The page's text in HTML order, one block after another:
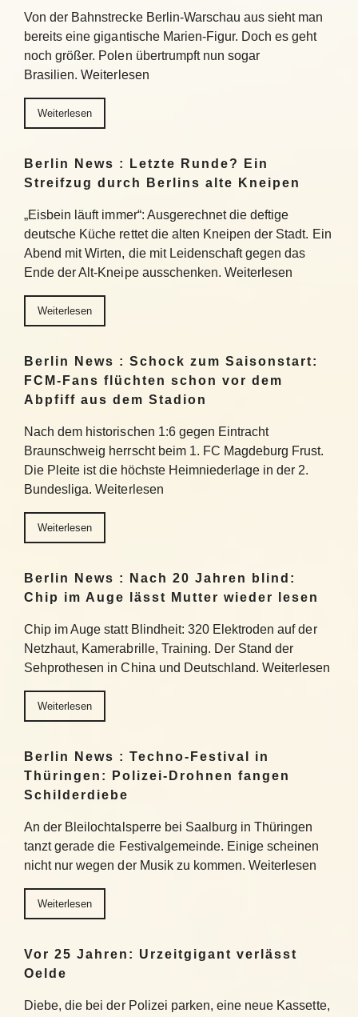
Von der Bahnstrecke Berlin-Warschau aus sieht man
bereits eine gigantische Marien-Figur. Doch es geht
noch größer. Polen übertrumpft nun sogar
Brasilien. Weiterlesen
Weiterlesen
Berlin News : Letzte Runde? Ein
Streifzug durch Berlins alte Kneipen
„Eisbein läuft immer“: Ausgerechnet die deftige
deutsche Küche rettet die alten Kneipen der Stadt. Ein
Abend mit Wirten, die mit Leidenschaft gegen das
Ende der Alt-Kneipe ausschenken. Weiterlesen
Weiterlesen
Berlin News : Schock zum Saisonstart:
FCM-Fans flüchten schon vor dem
Abpfiff aus dem Stadion
Nach dem historischen 1:6 gegen Eintracht
Braunschweig herrscht beim 1. FC Magdeburg Frust.
Die Pleite ist die höchste Heimniederlage in der 2.
Bundesliga. Weiterlesen
Weiterlesen
Berlin News : Nach 20 Jahren blind:
Chip im Auge lässt Mutter wieder lesen
Chip im Auge statt Blindheit: 320 Elektroden auf der
Netzhaut, Kamerabrille, Training. Der Stand der
Sehprothesen in China und Deutschland. Weiterlesen
Weiterlesen
Berlin News : Techno-Festival in
Thüringen: Polizei-Drohnen fangen
Schilderdiebe
An der Bleilochtalsperre bei Saalburg in Thüringen
tanzt gerade die Festivalgemeinde. Einige scheinen
nicht nur wegen der Musik zu kommen. Weiterlesen
Weiterlesen
Vor 25 Jahren: Urzeitgigant verlässt
Oelde
Diebe, die bei der Polizei parken, eine neue Kassette,